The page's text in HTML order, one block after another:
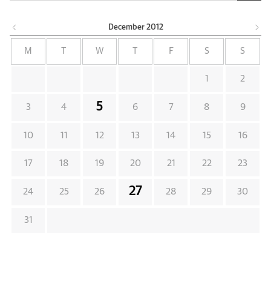
December 2012
M W F S S
1 2
3 4 5 6 7 8 9
10 11 12 13 14 15 16
17 18 19 20 21 22 23
24 25 26 27 28 29 30
31